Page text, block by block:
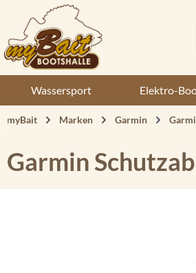
Hauptinhalt springen
Zur Suche springen
Zur Hauptnavigation springen
Wassersport Elektro-
myBait Marken Garmin
Garmin